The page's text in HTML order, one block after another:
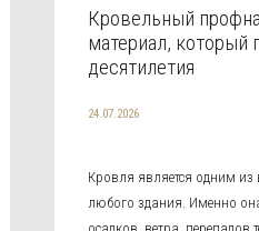
Кровельный
материал, который
десятилетия
24.07.2026
Кровля является одним
любого здания. Именно